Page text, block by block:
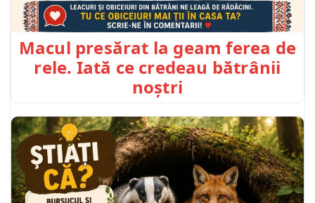
Macul presărat la geam ferea de
rele. Iată ce credeau bătrânii
noștri